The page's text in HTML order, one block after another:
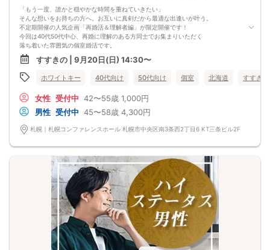
「もう一度、誰かと穏やかな時間を重ねていきたい」
そんな想いをお持ちの方へ。お互いに真剣だから最適な出逢いが叶う。
不定期開催の人気企画「再婚活＆理解者編」が限定開催です！
今回は40代50代中心、再婚に理解のある方同士でお集まりいただく
落ち着いた雰囲気の個室婚活です。
これまでの人生経験を大切にしながら、
これからの時間を一緒に歩んでいけるお相手を探したい方におすすめです。
★スイーツ＆ドリンク★
・大人気のミスドが食べられる！
グ、ハニーディップなど）
・ウーロン茶、緑茶、スターバックスのコーヒー
周囲を気にせずゆっくりお話しできる個室スタイル。
お一人参加の方も多数いらっしゃいますので、
初めての方も安心してご参加ください。
真剣に将来を考える同世代との出会いを、この機会にぜひ。
- マッチングシャッター -男女の間には大振りなカーテンカウントダウンが始ま
る…パーティー開始とともについに開く…あなたの前に現れるのは誰！？
■NEW個室シート採用
他人との無駄な接触を極力抑えた座席正面、そして左右には専用パーティション
やカーテンで仕切られた壁空間は男女別、誰にも見られないプライベート感が半
■WhiteKey AI Matching
ホワイトキーが生んだ未来のマッチングプログラム・カップルになる確率％を事
前に知らせる相性診断機能・話すべき相手は「AI」が決めてくれる
参加条件：友達を増やしたい方・出逢いを探されている方
すすきの | 9月20日(日) 14:30〜
ホワイトキー 40代向け 50代向け 個室 北海道 すすきの
女性 受付中 42〜55歳 1,000円
男性 受付中 45〜58歳 4,300円
札幌｜札幌コンファレンスホール 札幌市中央区南3条西2丁目6 KT三条ビル2F